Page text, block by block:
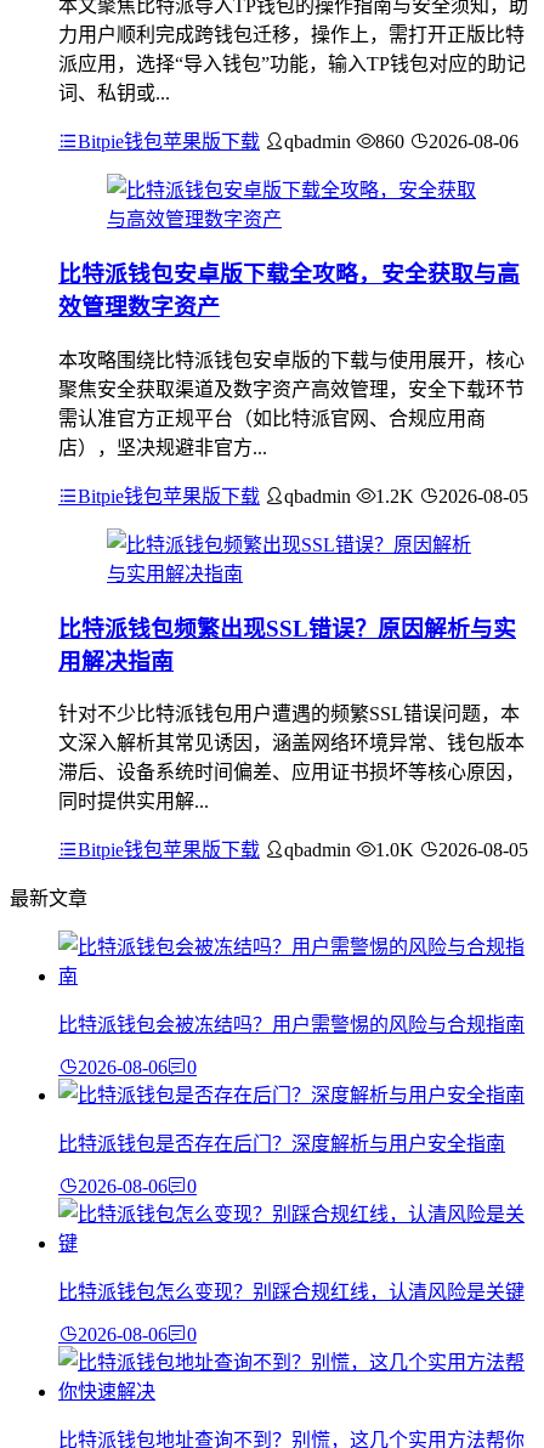
本文聚焦比特派导入TP钱包的操作指南与安全须知，助
力用户顺利完成跨钱包迁移，操作上，需打开正版比特
派应用，选择“导入钱包”功能，输入TP钱包对应的助记
词、私钥或...
Bitpie钱包苹果版下载 qbadmin 860 2026-08-06
比特派钱包安卓版下载全攻略，安全获取与高
效管理数字资产
本攻略围绕比特派钱包安卓版的下载与使用展开，核心
聚焦安全获取渠道及数字资产高效管理，安全下载环节
需认准官方正规平台（如比特派官网、合规应用商
店），坚决规避非官方...
Bitpie钱包苹果版下载 qbadmin 1.2K 2026-08-05
比特派钱包频繁出现SSL错误？原因解析与实
用解决指南
针对不少比特派钱包用户遭遇的频繁SSL错误问题，本
文深入解析其常见诱因，涵盖网络环境异常、钱包版本
滞后、设备系统时间偏差、应用证书损坏等核心原因，
同时提供实用解...
Bitpie钱包苹果版下载 qbadmin 1.0K 2026-08-05
最新文章
比特派钱包会被冻结吗？用户需警惕的风险与合规指南
2026-08-06 0
比特派钱包是否存在后门？深度解析与用户安全指南
2026-08-06 0
比特派钱包怎么变现？别踩合规红线，认清风险是关键
2026-08-06 0
比特派钱包地址查询不到？别慌，这几个实用方法帮你